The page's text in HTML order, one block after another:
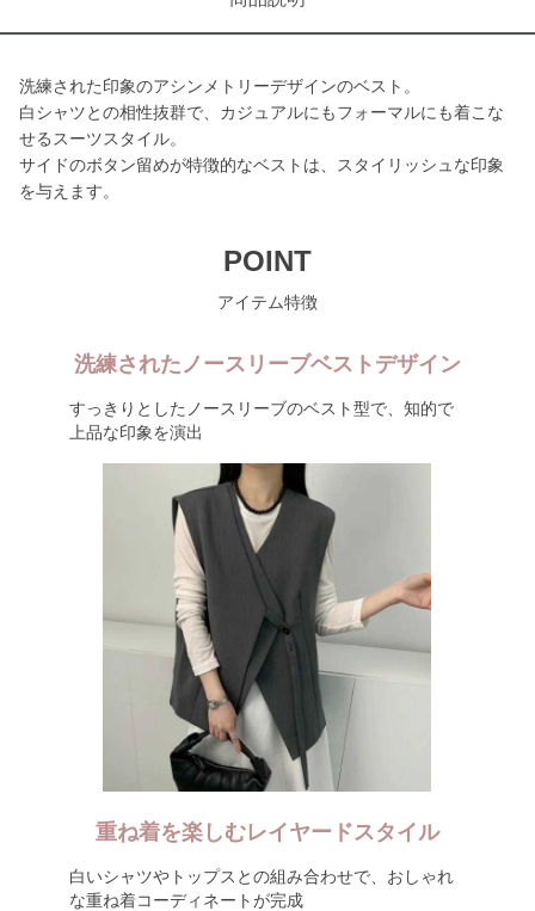
洗練された印象のアシンメトリーデザインのベスト。
白シャツとの相性抜群で、カジュアルにもフォーマルにも着こな
せるスーツスタイル。
サイドのボタン留めが特徴的なベストは、スタイリッシュな印象
を与えます。
POINT
アイテム特徴
洗練されたノースリーブベストデザイン
すっきりとしたノースリーブのベスト型で、知的で
上品な印象を演出
重ね着を楽しむレイヤードスタイル
白いシャツやトップスとの組み合わせで、おしゃれ
な重ね着コーディネートが完成